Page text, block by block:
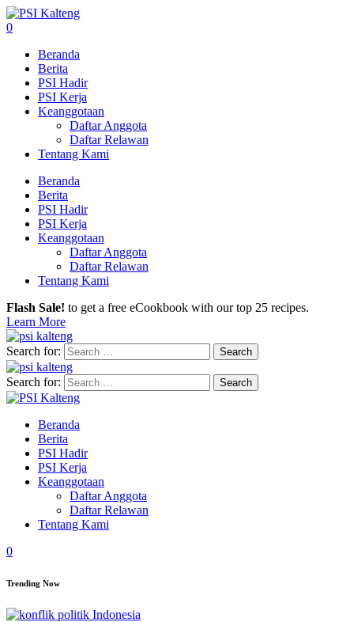
0
Beranda
Berita
PSI Hadir
PSI Kerja
Keanggotaan
Daftar Anggota
Daftar Relawan
Tentang Kami
Beranda
Berita
PSI Hadir
PSI Kerja
Keanggotaan
Daftar Anggota
Daftar Relawan
Tentang Kami
Flash Sale! to get a free eCookbook with our top 25 recipes.
Learn More
Search for:
Search for:
Beranda
Berita
PSI Hadir
PSI Kerja
Keanggotaan
Daftar Anggota
Daftar Relawan
Tentang Kami
0
Trending Now